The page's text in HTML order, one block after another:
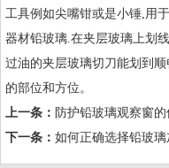
工具例如尖嘴钳或是小锤,用
器材铅玻璃.在夹层玻璃上划
过油的夹层玻璃切刀能划到
的部位和方位。
上一条： 防护铅玻璃观察窗
下一条： 如何正确选择铅玻